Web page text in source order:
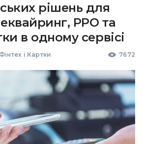
рішень для
РРО та
в одному сервісі
Фінтех і Картки 7672